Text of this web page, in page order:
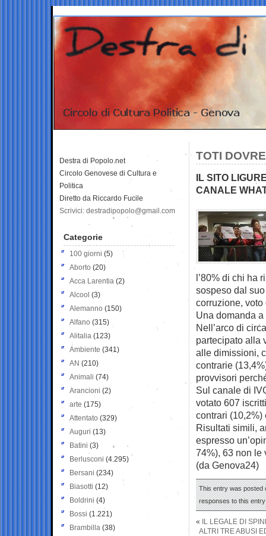
TOTI
IL SITO
CANALE
l’80% di chi ha
sospeso dal
corruzione,
Una domanda
Nell’arco di
partecipato alla
alle dimissioni,
contrarie
provvisori
Sul canale di
votato 607
contrari (10,2%)
Risultati simili,
espresso
74%), 63 non le
(da Genova24)
This entry was posted
responses to this
«
IL LEGALE DI
ALTRI TRE ABUSI
Destra di Popolo.net
Circolo Genovese di Cultura e
Politica
Diretto da Riccardo Fucile
Scrivici: destradipopolo@gmail.com
Categorie
100 giorni (5)
Aborto (20)
Acca Larentia (2)
Alcool (3)
Alemanno (150)
Alfano (315)
Alitalia (123)
Ambiente (341)
AN (210)
Animali (74)
Arancioni (2)
arte (175)
Attentato (329)
Auguri (13)
Batini (3)
Berlusconi (4.295)
Bersani (234)
Biasotti (12)
Boldrini (4)
Bossi (1.221)
Brambilla (38)